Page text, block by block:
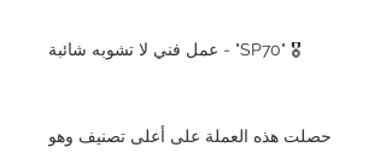
🎖️ "SP70" - عمل فني لا تشوبه شائبة
حصلت هذه العملة على أعلى تصنيف وهو